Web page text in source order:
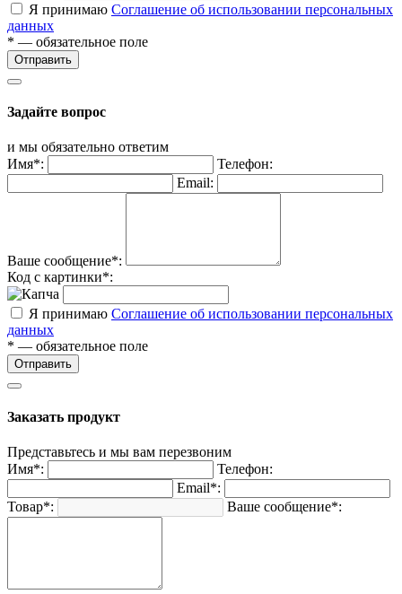
Я принимаю Соглашение об использовании персональных
данных
* — обязательное поле
Отправить
Задайте вопрос
и мы обязательно ответим
Имя*:
Телефон:
Email:
Ваше сообщение*:
Код с картинки*:
Я принимаю Соглашение об использовании персональных
данных
* — обязательное поле
Отправить
Заказать продукт
Представьтесь и мы вам перезвоним
Имя*:
Телефон:
Email*:
Товар*:
Ваше сообщение*: